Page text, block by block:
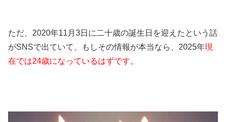
ただ、2020年11月3日に二十歳の誕生日を迎えたという話
がSNSで出ていて、もしその情報が本当なら、2025年現
在では24歳になっているはずです。